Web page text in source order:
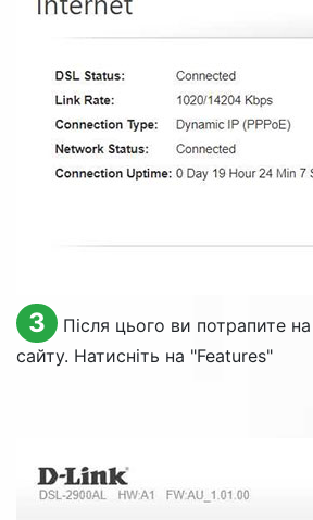
3
Після цього ви потрапите
сайту. Натисніть на "Features"